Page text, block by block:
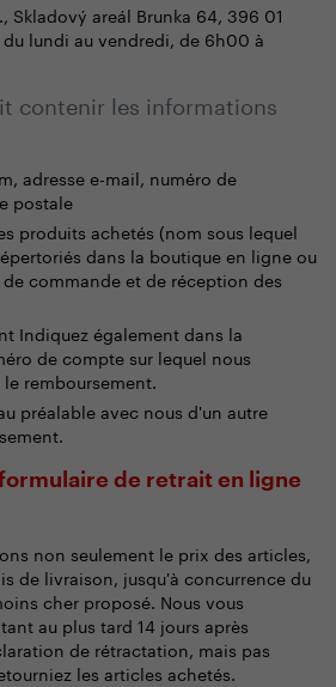
Skladový areál Brunka 64, 396 01
lundi au vendredi, de 6h00 à
contenir les informations
adresse e-mail, numéro de
postale
produits achetés (nom sous lequel
dans la boutique en ligne ou
commande et de réception des
Indiquez également dans la
de compte sur lequel nous
remboursement.
préalable avec nous d'un autre
de retrait en ligne
non seulement le prix des articles,
de livraison, jusqu'à concurrence du
cher proposé. Nous vous
au plus tard 14 jours après
de rétractation, mais pas
les articles achetés.